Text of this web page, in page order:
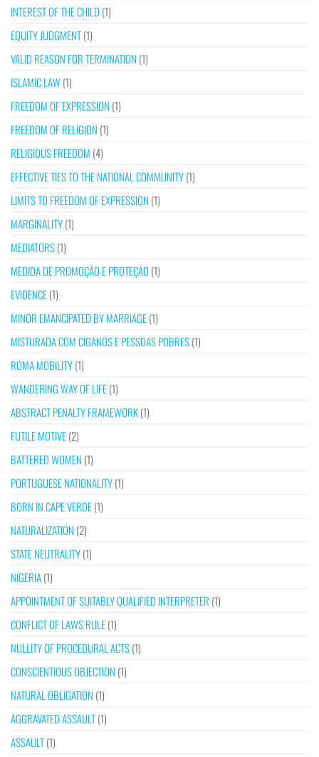
INTEREST OF THE CHILD (1)
EQUITY JUDGMENT(1)
VALID REASON FOR TERMINATION (1)
ISLAMIC LAW(1)
FREEDOM OF EXPRESSION (1)
FREEDOM OF RELIGION (1)
RELIGIOUS FREEDOM (4)
EFFECTIVE TIES TO THE NATIONAL COMMUNITY(1)
LIMITS TO FREEDOM OF EXPRESSION (1)
MARGINALITY(1)
MEDIATORS(1)
MEDIDA DE PROMOÇÃO E PROTEÇÃO (1)
EVIDENCE(1)
MINOR EMANCIPATED BY MARRIAGE(1)
MISTURADA COM CIGANOS E PESSOAS POBRES(1)
ROMA MOBILITY(1)
WANDERING WAY OF LIFE(1)
ABSTRACT PENALTY FRAMEWORK(1)
FUTILE MOTIVE(2)
BATTERED WOMEN (1)
PORTUGUESE NATIONALITY(1)
BORN IN CAPE VERDE(1)
NATURALIZATION (2)
STATE NEUTRALITY(1)
NIGERIA(1)
APPOINTMENT OF SUITABLY QUALIFIED INTERPRETER (1)
CONFLICT OF LAWS RULE(1)
NULLITY OF PROCEDURAL ACTS(1)
CONSCIENTIOUS OBJECTION (1)
NATURAL OBLIGATION (1)
AGGRAVATED ASSAULT(1)
ASSAULT(1)